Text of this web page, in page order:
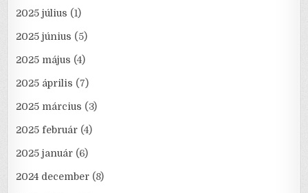
2025 július (1)
2025 június (5)
2025 május (4)
2025 április (7)
2025 március (3)
2025 február (4)
2025 január (6)
2024 december (8)